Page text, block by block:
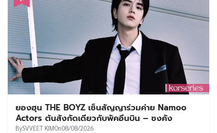
ยองฮุน THE BOYZ เซ็นสัญญาร่วมค่าย Namoo
Actors ต้นสังกัดเดียวกับพัคอึนบิน – ซงคัง
BySVVEET KIMOn08/08/2026